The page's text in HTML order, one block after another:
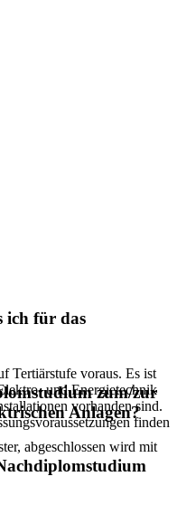
ich für das
Tertiärstufe voraus. Es ist
und Energietechnik
vorhanden sind.
finden
zum/zur
Anlagen?
abgeschlossen wird mit